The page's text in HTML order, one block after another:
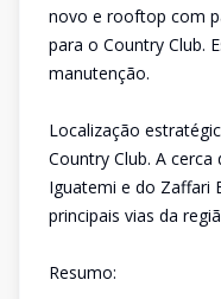
novo e rooftop com
para o Country Club.
manutenção.
Localização
Country Club. A
Iguatemi e do Zaffari
principais vias da
Resumo: